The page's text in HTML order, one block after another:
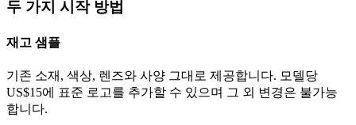
두 가지 시작 방법
재고 샘플
기존 소재, 색상, 렌즈와 사양 그대로 제공합니다. 모델당
US$15에 표준 로고를 추가할 수 있으며 그 외 변경은 불가능
합니다.